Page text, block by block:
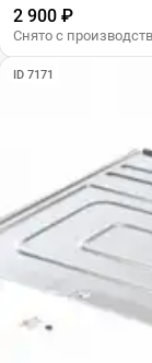
2 900 ₽
Снято с
ID 7171